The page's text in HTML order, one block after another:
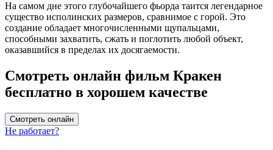
На самом дне этого глубочайшего фьорда таится легендарное
существо исполинских размеров, сравнимое с горой. Это
создание обладает многочисленными щупальцами,
способными захватить, сжать и поглотить любой объект,
оказавшийся в пределах их досягаемости.
Смотреть онлайн фильм Кракен
бесплатно в хорошем качестве
Смотреть онлайн
Не работает?